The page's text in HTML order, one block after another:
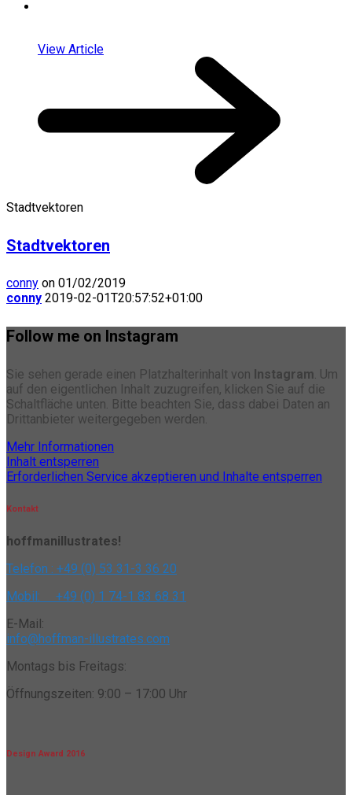
View Article
Stadtvektoren
Stadtvektoren
conny on 01/02/2019
conny 2019-02-01T20:57:52+01:00
Follow me on Instagram
Sie sehen gerade einen Platzhalterinhalt von Instagram . Um
auf den eigentlichen Inhalt zuzugreifen, klicken Sie auf die
Schaltfläche unten. Bitte beachten Sie, dass dabei Daten an
Drittanbieter weitergegeben werden.
Mehr Informationen
Inhalt entsperren
Erforderlichen Service akzeptieren und Inhalte entsperren
Kontakt
hoffmanillustrates!
Telefon : +49 (0) 53 31-3 36 20
Mobil: +49 (0) 1 74-1 83 68 31
E-Mail:
info@hoffman-illustrates.com
Montags bis Freitags:
Öffnungszeiten: 9:00 – 17:00 Uhr
Design Award 2016